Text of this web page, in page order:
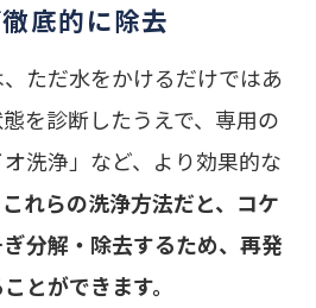
底的に除去
ただ水をかけるだけではあ
を診断したうえで、専用の
洗浄」など、より効果的な
これらの洗浄方法だと、コケ
分解・除去するため、再発
とができます。